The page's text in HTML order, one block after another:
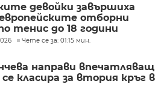
девойки завършиха
отборни
тенис до 18 години
Чете се за: 01:15 мин.
направи впечатляващ
класира за втория кръг в